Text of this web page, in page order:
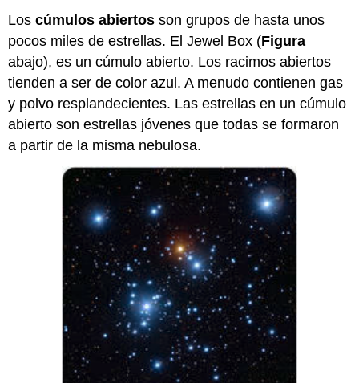
Loscúmulos abiertos son grupos de hasta unos
pocos miles de estrellas. El Jewel Box (Figura
abajo), es un cúmulo abierto. Los racimos abiertos
tienden a ser de color azul. A menudo contienen gas
y polvo resplandecientes. Las estrellas en un cúmulo
abierto son estrellas jóvenes que todas se formaron
a partir de la misma nebulosa.